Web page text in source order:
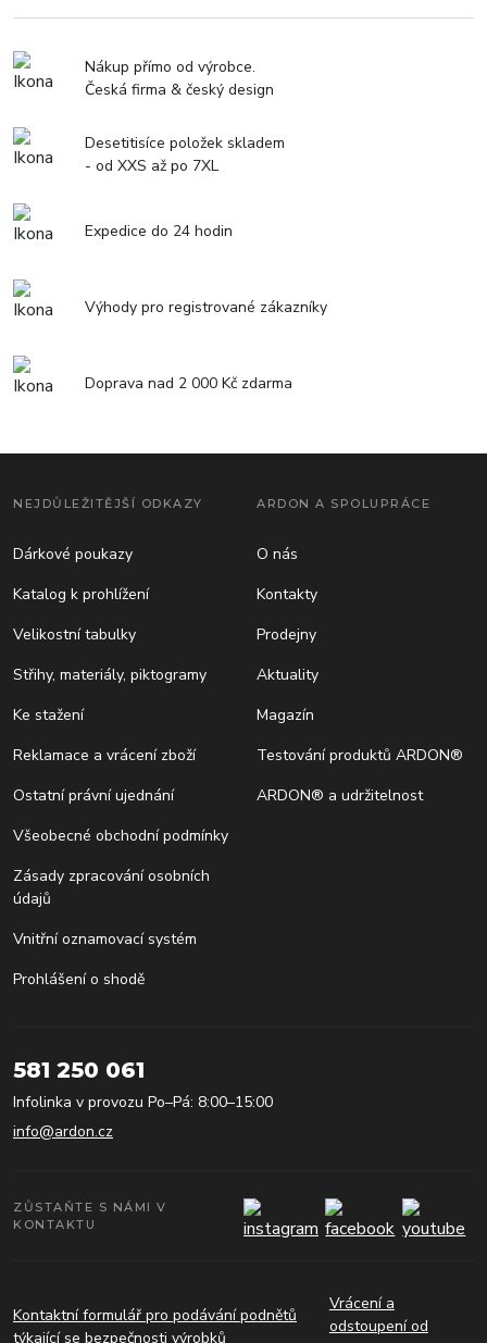
Nákup přímo od výrobce.
Česká firma & český design
Desetitisíce položek skladem
- od XXS až po 7XL
Expedice do 24 hodin
Výhody pro registrované zákazníky
Doprava nad 2 000 Kč zdarma
NEJDŮLEŽITĚJŠÍ ODKAZY
Dárkové poukazy
Katalog k prohlížení
Velikostní tabulky
Střihy, materiály, piktogramy
Ke stažení
Reklamace a vrácení zboží
Ostatní právní ujednání
Všeobecné obchodní podmínky
Zásady zpracování osobních
údajů
Vnitřní oznamovací systém
Prohlášení o shodě
ARDON A SPOLUPRÁCE
O nás
Kontakty
Prodejny
Aktuality
Magazín
Testování produktů ARDON®
ARDON® a udržitelnost
581 250 061
Infolinka v provozu Po–Pá: 8:00–15:00
info@ardon.cz
ZŮSTAŇTE S NÁMI V
KONTAKTU
Kontaktní formulář pro podávání podnětů
týkající se bezpečnosti výrobků
Vrácení a
odstoupení od